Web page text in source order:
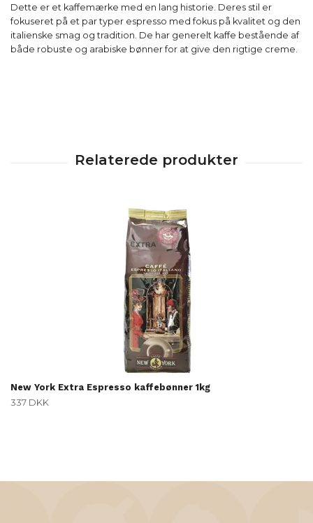
Dette er et kaffemærke med en lang historie. Deres stil er
fokuseret på et par typer espresso med fokus på kvalitet og den
italienske smag og tradition. De har generelt kaffe bestående af
både robuste og arabiske bønner for at give den rigtige creme.
New York Extra Espresso kaffebønner 1kg
337 DKK